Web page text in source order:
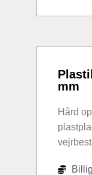
mm
Hård